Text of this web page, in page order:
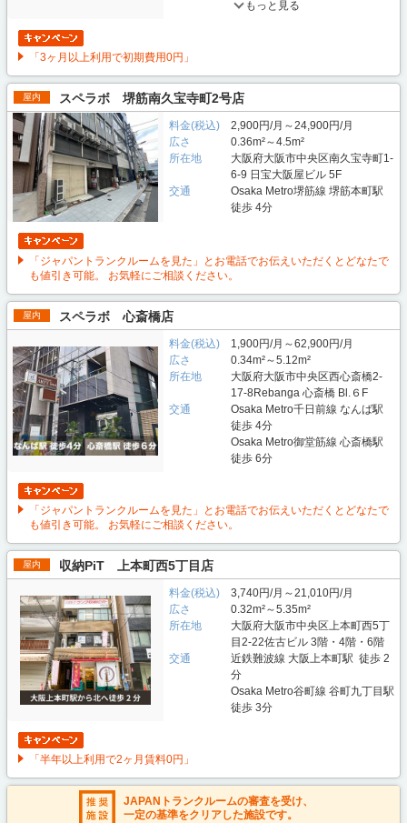
もっと見る
「3ヶ月以上利用で初期費用0円」
屋内 スペラボ 堺筋南久宝寺町2号店
料金(税込)
2,900円/月～24,900円/月
広さ
0.36m²～4.5m²
所在地
大阪府大阪市中央区南久宝寺町1-
6-9 日宝大阪屋ビル 5F
交通
Osaka Metro堺筋線 堺筋本町駅
徒歩 4分
「ジャパントランクルームを見た」とお電話でお伝えいただくとどなたで
も値引き可能。 お気軽にご相談ください。
屋内 スペラボ 心斎橋店
料金(税込)
1,900円/月～62,900円/月
広さ
0.34m²～5.12m²
所在地
大阪府大阪市中央区西心斎橋2-
17-8Rebanga 心斎橋 Bl.６F
交通
Osaka Metro千日前線 なんば駅
徒歩 4分
Osaka Metro御堂筋線 心斎橋駅
徒歩 6分
「ジャパントランクルームを見た」とお電話でお伝えいただくとどなたで
も値引き可能。 お気軽にご相談ください。
屋内 収納PiT 上本町西5丁目店
料金(税込)
3,740円/月～21,010円/月
広さ
0.32m²～5.35m²
所在地
大阪府大阪市中央区上本町西5丁
目2-22佐古ビル 3階・4階・6階
交通
近鉄難波線 大阪上本町駅 徒歩 2
分
Osaka Metro谷町線 谷町九丁目駅
徒歩 3分
「半年以上利用で2ヶ月賃料0円」
JAPANトランクルームの審査を受け、
一定の基準をクリアした施設です。